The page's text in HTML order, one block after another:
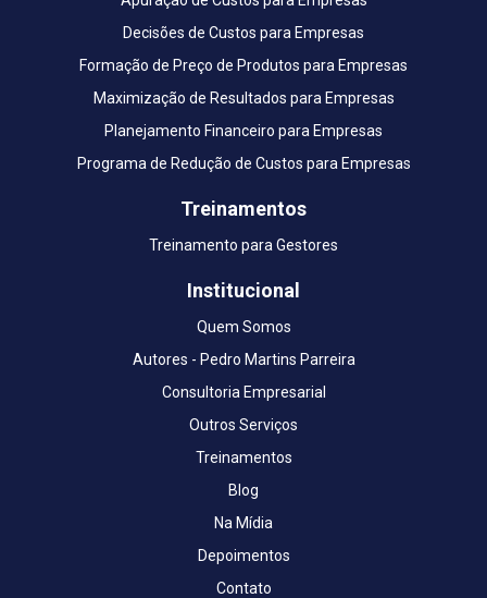
Decisões de Custos para Empresas
Formação de Preço de Produtos para Empresas
Maximização de Resultados para Empresas
Planejamento Financeiro para Empresas
Programa de Redução de Custos para Empresas
Treinamentos
Treinamento para Gestores
Institucional
Quem Somos
Autores - Pedro Martins Parreira
Consultoria Empresarial
Outros Serviços
Treinamentos
Blog
Na Mídia
Depoimentos
Contato